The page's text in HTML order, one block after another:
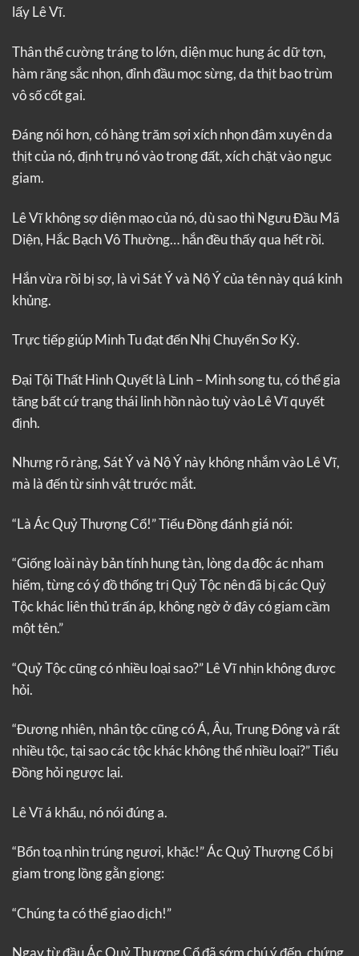
lấy Lê Vĩ.
Thân thể cường tráng to lớn, diện mục hung ác dữ tợn,
hàm răng sắc nhọn, đỉnh đầu mọc sừng, da thịt bao trùm
vô số cốt gai.
Đáng nói hơn, có hàng trăm sợi xích nhọn đâm xuyên da
thịt của nó, định trụ nó vào trong đất, xích chặt vào ngục
giam.
Lê Vĩ không sợ diện mạo của nó, dù sao thì Ngưu Đầu Mã
Diện, Hắc Bạch Vô Thường… hắn đều thấy qua hết rồi.
Hắn vừa rồi bị sợ, là vì Sát Ý và Nộ Ý của tên này quá kinh
khủng.
Trực tiếp giúp Minh Tu đạt đến Nhị Chuyển Sơ Kỳ.
Đại Tội Thất Hình Quyết là Linh – Minh song tu, có thể gia
tăng bất cứ trạng thái linh hồn nào tuỳ vào Lê Vĩ quyết
định.
Nhưng rõ ràng, Sát Ý và Nộ Ý này không nhắm vào Lê Vĩ,
mà là đến từ sinh vật trước mắt.
“Là Ác Quỷ Thượng Cổ!” Tiểu Đồng đánh giá nói:
“Giống loài này bản tính hung tàn, lòng dạ độc ác nham
hiểm, từng có ý đồ thống trị Quỷ Tộc nên đã bị các Quỷ
Tộc khác liên thủ trấn áp, không ngờ ở đây có giam cầm
một tên.”
“Quỷ Tộc cũng có nhiều loại sao?” Lê Vĩ nhịn không được
hỏi.
“Đương nhiên, nhân tộc cũng có Á, Âu, Trung Đông và rất
nhiều tộc, tại sao các tộc khác không thể nhiều loại?” Tiểu
Đồng hỏi ngược lại.
Lê Vĩ á khẩu, nó nói đúng a.
“Bổn toạ nhìn trúng ngươi, khặc!” Ác Quỷ Thượng Cổ bị
giam trong lồng gằn giọng:
“Chúng ta có thể giao dịch!”
Ngay từ đầu Ác Quỷ Thượng Cổ đã sớm chú ý đến, chứng